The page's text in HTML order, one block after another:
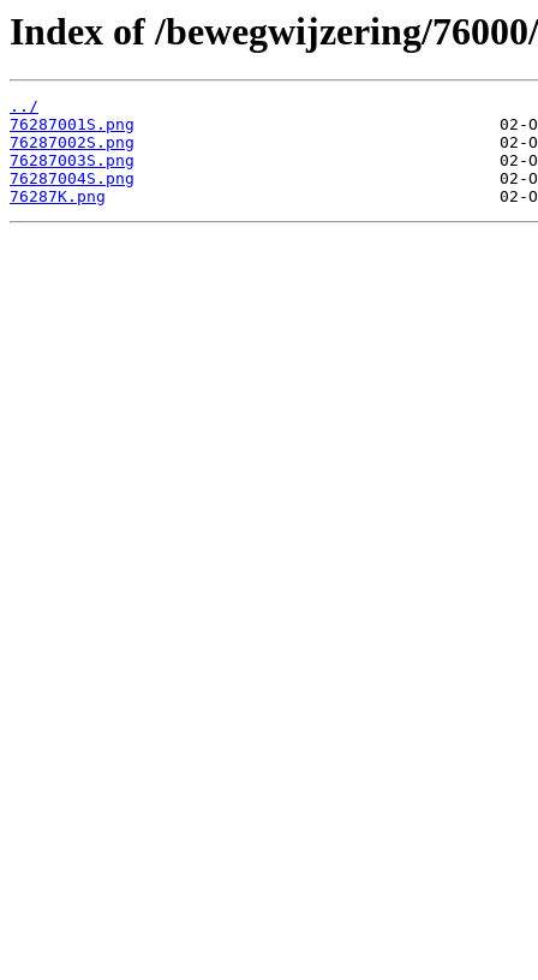
Index of /bewegwijzering/
../
76287001S.png
76287002S.png
76287003S.png
76287004S.png
76287K.png